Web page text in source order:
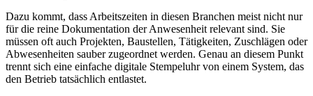
Dazu kommt, dass Arbeitszeiten in diesen Branchen meist nicht nur
für die reine Dokumentation der Anwesenheit relevant sind. Sie
müssen oft auch Projekten, Baustellen, Tätigkeiten, Zuschlägen oder
Abwesenheiten sauber zugeordnet werden. Genau an diesem Punkt
trennt sich eine einfache digitale Stempeluhr von einem System, das
den Betrieb tatsächlich entlastet.